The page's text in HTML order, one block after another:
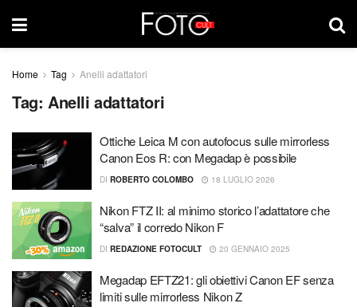
Home Tag Anelli adattatori
Tag: Anelli adattatori
Ottiche Leica M con autofocus sulle mirrorless
Canon Eos R: con Megadap è possibile
DI ROBERTO COLOMBO 18 LUGLIO 2026
Nikon FTZ II: al minimo storico l’adattatore che
“salva” il corredo Nikon F
DI REDAZIONE FOTOCULT 20 GENNAIO 2025
Megadap EFTZ21: gli obiettivi Canon EF senza
limiti sulle mirrorless Nikon Z